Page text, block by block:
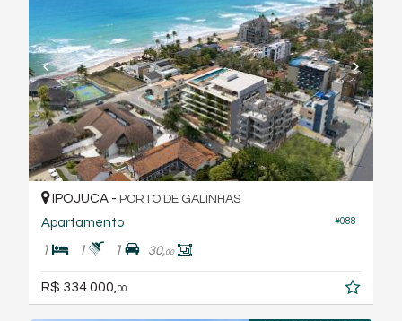
#088
IPOJUCA - PORTO DE GALINHAS
Apartamento
1 1 1 30,00
R$ 334.000, 00